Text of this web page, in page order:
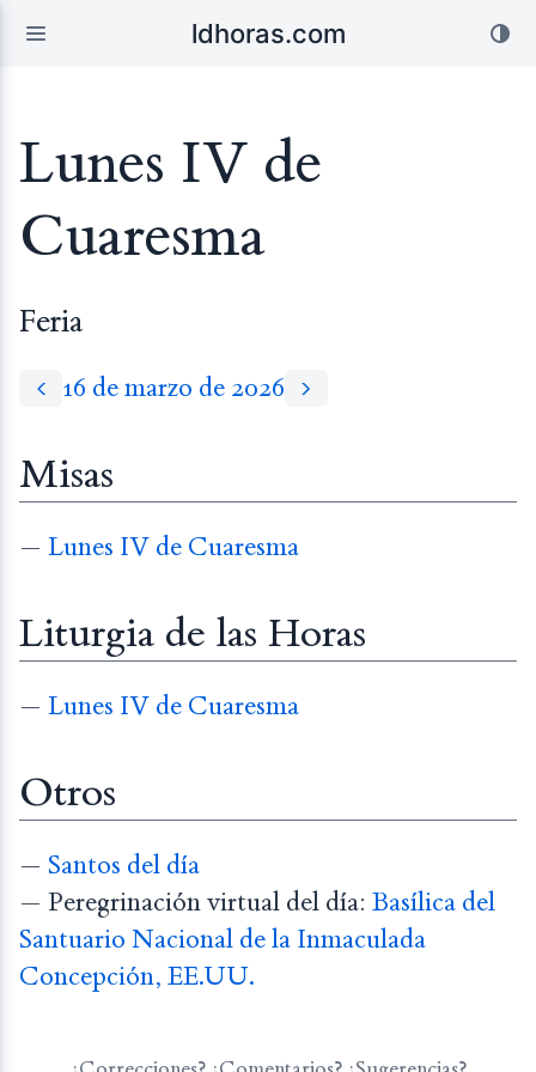
ldhoras.com
Lunes IV de
Cuaresma
Feria
16 de marzo de 2026
Misas
— Lunes IV de Cuaresma
Liturgia de las Horas
— Lunes IV de Cuaresma
Otros
— Santos del día
— Peregrinación virtual del día: Basílica del
Santuario Nacional de la Inmaculada
Concepción, EE.UU.